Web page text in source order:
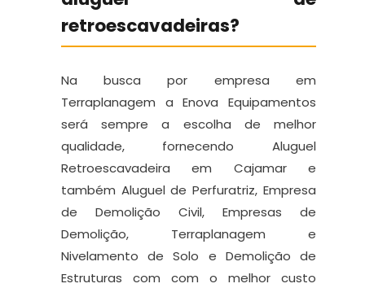
retroescavadeiras?
Na busca por empresa em
Terraplanagem a Enova Equipamentos
será sempre a escolha de melhor
qualidade, fornecendo Aluguel
Retroescavadeira em Cajamar e
também Aluguel de Perfuratriz, Empresa
de Demolição Civil, Empresas de
Demolição, Terraplanagem e
Nivelamento de Solo e Demolição de
Estruturas com com o melhor custo